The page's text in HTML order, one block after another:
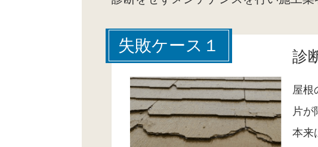
失敗ケース１
診
屋根
片が
本来